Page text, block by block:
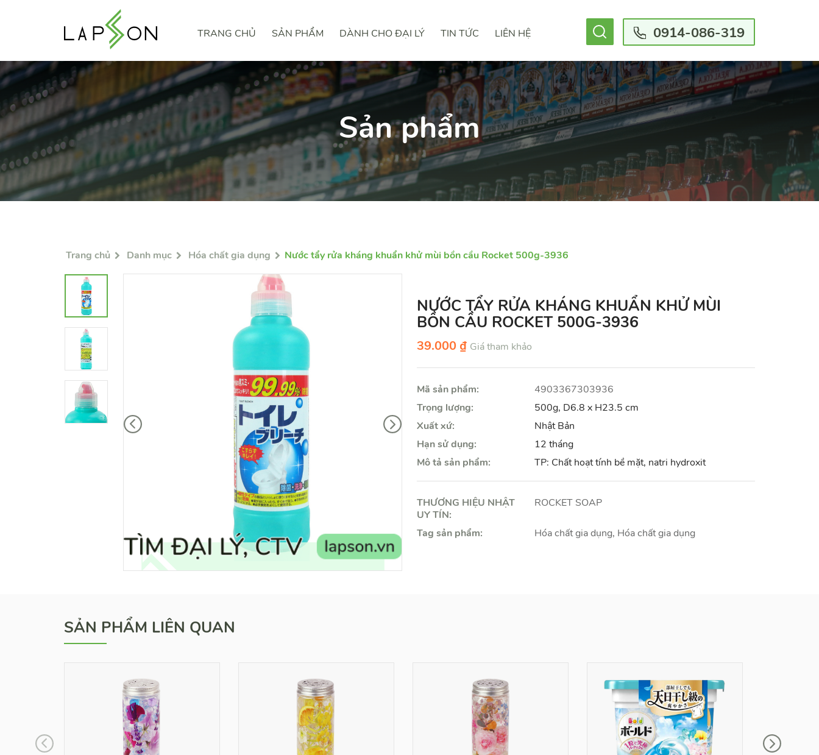
TRANG CHỦ SẢN PHẨM DÀNH CHO ĐẠI LÝ TIN TỨC LIÊN HỆ 0914-086-319
Sản phẩm
Trang chủ Danh mục Hóa chất gia dụng Nước tẩy rửa kháng khuẩn khử mùi bồn cầu Rocket 500g-3936
NƯỚC TẨY RỬA KHÁNG KHUẨN KHỬ MÙI
BỒN CẦU ROCKET 500G-3936
39.000 ₫ Giá tham khảo
Mã sản phẩm:
4903367303936
Trọng lượng:
500g, D6.8 x H23.5 cm
Xuất xứ:
Nhật Bản
Hạn sử dụng:
12 tháng
Mô tả sản phẩm:
TP: Chất hoạt tính bề mặt, natri hydroxit
THƯƠNG HIỆU NHẬT
UY TÍN:
ROCKET SOAP
Tag sản phẩm: Hóa chất gia dụng Hóa chất gia dụng
SẢN PHẨM LIÊN QUAN